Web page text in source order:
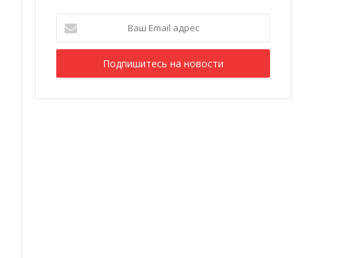
Email
адрес